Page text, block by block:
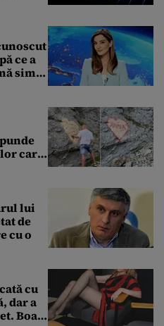
ce a
simt
care
lui
de
cu o
cu
dar a
Boala